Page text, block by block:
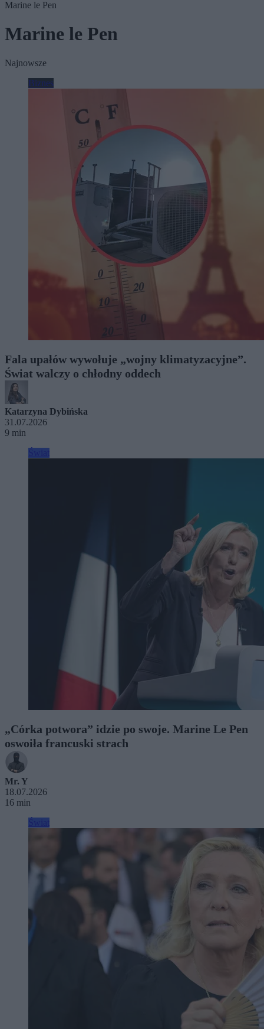
Marine le Pen
Marine le Pen
Najnowsze
Biznes
Fala upałów wywołuje „wojny klimatyzacyjne”.
Świat walczy o chłodny oddech
Katarzyna Dybińska
31.07.2026
9 min
„Córka potwora” idzie po swoje. Marine Le Pen
oswoiła francuski strach
Mr. Y
18.07.2026
16 min